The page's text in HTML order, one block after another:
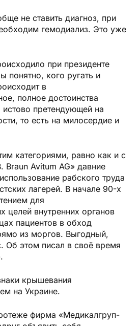
не ставить диагноз, при
гемодиализ. Это уже
при президенте
понятно, кого ругать и
в
полное достоинства
истово претендующей на
то есть на милосердие и
категориями, равно как и с
Braun Avitum AG» давние
рабского труда
лагерей. В начале 90-х
для
целей внутренних органов
пациентов в обход
из моргов. Выгодный,
Об этом писал в своё время
крышевания
на Украине.
фирма «Медикалгруп-